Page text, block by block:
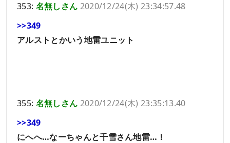
353: 名無しさん 2020/12/24(木) 23:34:57.48
>>349
アルストとかいう地雷ユニット
355: 名無しさん 2020/12/24(木) 23:35:13.40
>>349
にへへ…なーちゃんと千雪さん地雷…！